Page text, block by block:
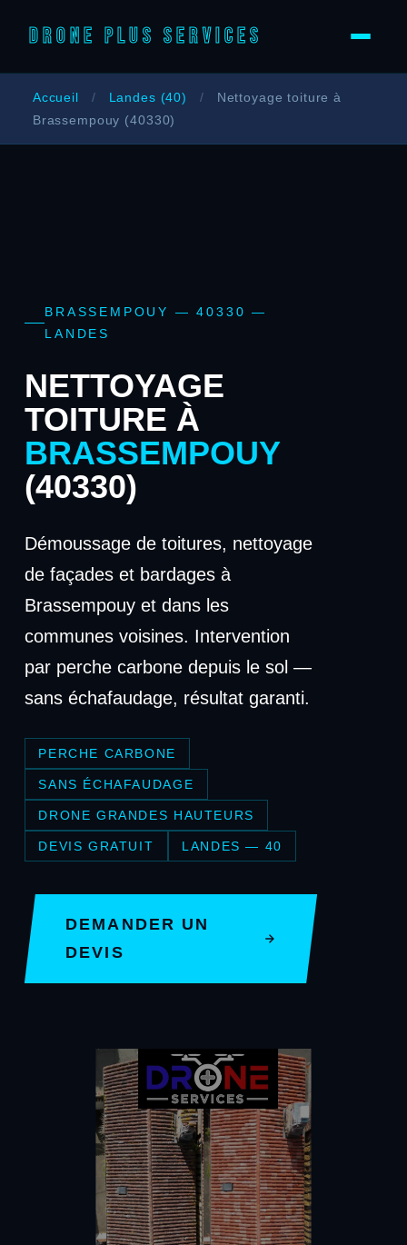
DRONE PLUS SERVICES
Accueil / Landes (40) /
Nettoyage toiture à
Brassempouy (40330)
BRASSEMPOUY — 40330 —
LANDES
NETTOYAGE
TOITURE À
BRASSEMPOUY
(40330)
Démoussage de toitures, nettoyage
de façades et bardages à
Brassempouy et dans les
communes voisines. Intervention
par perche carbone depuis le sol —
sans échafaudage, résultat garanti.
PERCHE CARBONE
SANS ÉCHAFAUDAGE
DRONE GRANDES HAUTEURS
DEVIS GRATUIT LANDES — 40
DEMANDER UN
DEVIS